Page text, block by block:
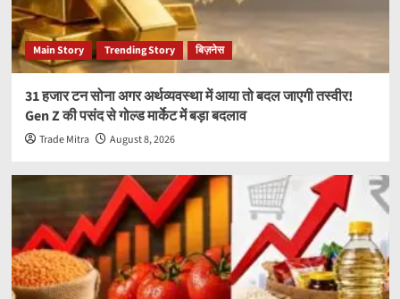
Main Story Trending Story बिज़नेस
31 हजार टन सोना अगर अर्थव्यवस्था में आया तो बदल जाएगी तस्वीर!
Gen Z की पसंद से गोल्ड मार्केट में बड़ा बदलाव
Trade Mitra August 8, 2026